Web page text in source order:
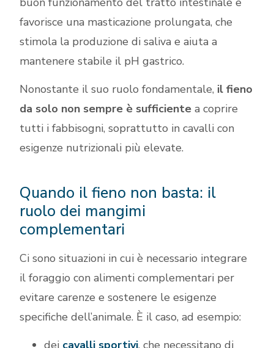
favorisce una masticazione prolungata, che
stimola la produzione di saliva e aiuta a
mantenere stabile il pH gastrico.
Nonostante il suo ruolo fondamentale, il fieno
da solo non sempre è sufficiente a coprire
tutti i fabbisogni, soprattutto in cavalli con
esigenze nutrizionali più elevate.
Quando il fieno non basta: il
ruolo dei mangimi
complementari
Ci sono situazioni in cui è necessario integrare
il foraggio con alimenti complementari per
evitare carenze e sostenere le esigenze
specifiche dell’animale. È il caso, ad esempio:
dei cavalli sportivi, che necessitano di